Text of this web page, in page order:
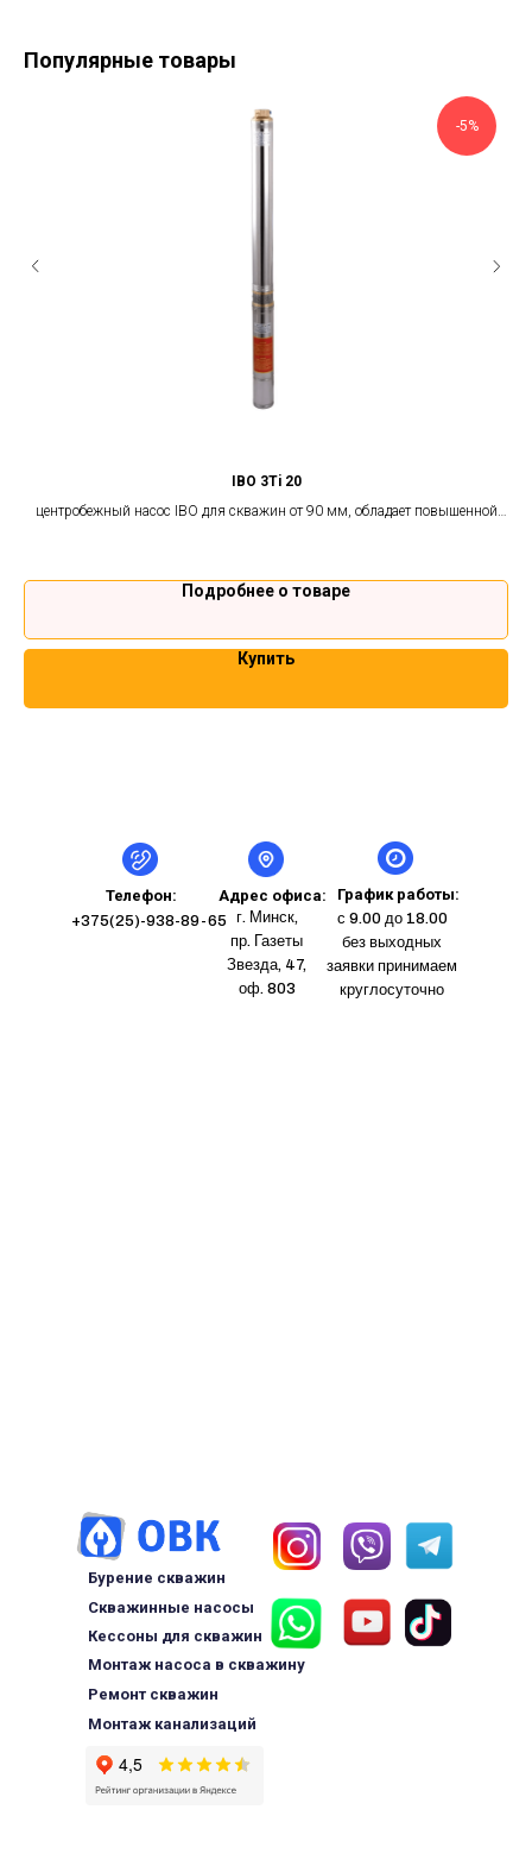
Популярные товары
-5%
IBO 3Ti 20
центробежный насос IBO для скважин от 90 мм, обладает повышенной
Подробнее о товаре
Купить
Адрес офиса:
г. Минск,
пр. Газеты
Звезда, 47,
оф. 803
Телефон: График работы:
+375(25)-938-89-65
с 9.00 до 18.00
без выходных
заявки принимаем
круглосуточно
Бурение скважин
Скважинные насосы
Кессоны для скважин
Ремонт скважин
Монтаж насоса в скважину
Монтаж канализаций